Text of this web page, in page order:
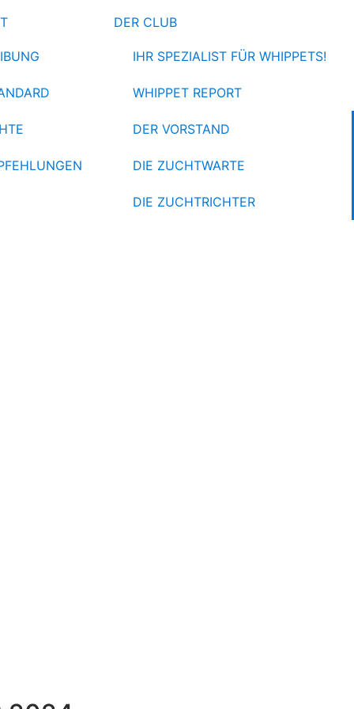
DER CLUB
IHR SPEZIALIST FÜR WHIPPETS!
WHIPPET REPORT
DER VORSTAND
DIE ZUCHTWARTE
DIE ZUCHTRICHTER